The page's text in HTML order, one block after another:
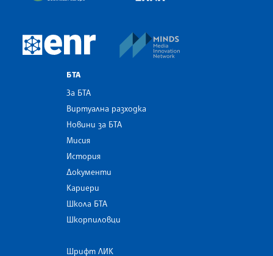
European Newsroom
БТА
За БТА
Виртуална разходка
Новини за БТА
Мисия
История
Документи
Кариери
Школа БТА
Шкорпиловци
Шрифт ЛИК